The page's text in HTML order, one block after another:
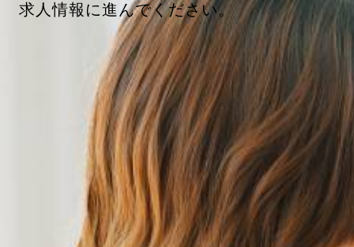
求人情報に進んでください。